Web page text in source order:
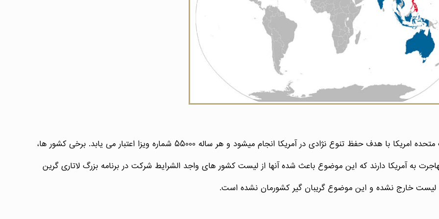
لاتاری گرین کارت بر اساس قانون ملیت و مهاجرت ایالات متحده امریکا با هدف حفظ تنوع نژادی در آمریکا انجام میشود و هر ساله ۵۵۰۰۰ شماره ویزا اعتبار می یابد. برخی کشور ها،
به آمریکا دارند که این موضوع باعث شده آنها از لیست کشور های واجد الشرایط شرکت در برنامه بزرگ لاتاری گرین
لیست خارج نشده و این موضوع گریبان گیر کشورمان نشده است.